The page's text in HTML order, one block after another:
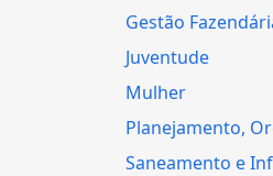
Gestão
Juventude
Mulher
Planejamento,
Saneamento e